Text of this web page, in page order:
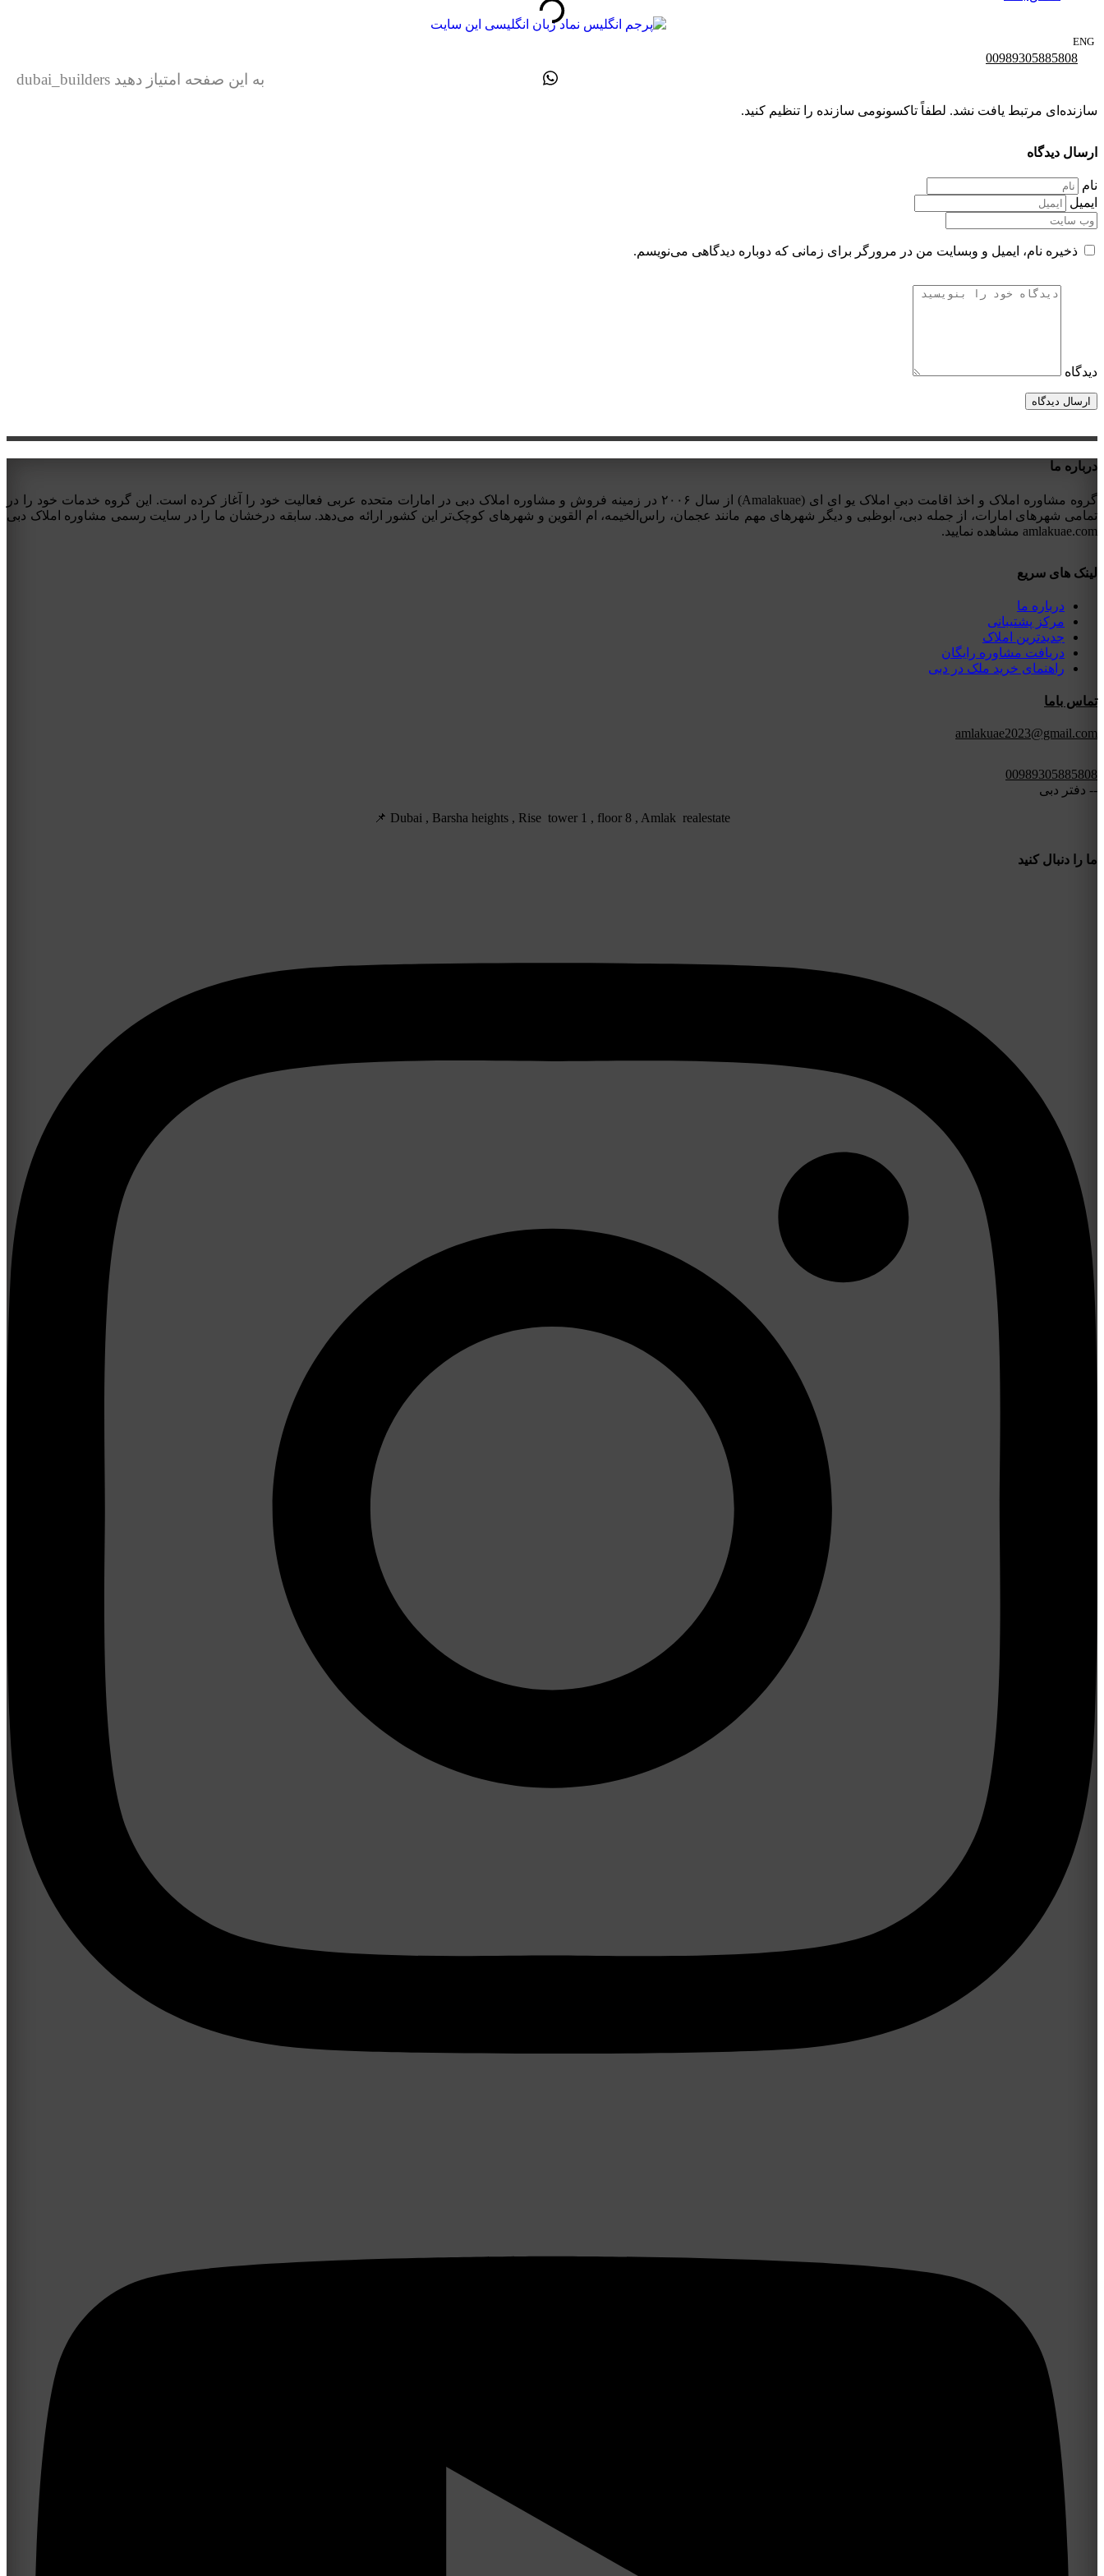
ENG
00989305885808
به این صفحه امتیاز دهید dubai_builders
سازنده‌ای مرتبط یافت نشد. لطفاً تاکسونومی سازنده را تنظیم کنید.
ارسال دیدگاه
نام
ایمیل
ذخیره نام، ایمیل و وبسایت من در مرورگر برای زمانی که دوباره دیدگاهی می‌نویسم.
دیدگاه
درباره ما
گروه مشاوره املاک و اخذ اقامت دبیِ املاک یو ای ای (Amalakuae) از سال ۲۰۰۶ در زمینه فروش و مشاوره املاک دبی در امارات متحده عربی فعالیت خود را آغاز کرده است. این گروه خدمات خود را در
تمامی شهرهای امارات، از جمله دبی، ابوظبی و دیگر شهرهای مهم مانند عجمان، راس‌الخیمه، ام القوین و شهرهای کوچک‌تر این کشور ارائه می‌دهد. سابقه درخشان ما را در سایت رسمی مشاوره املاک دبی
amlakuae.com مشاهده نمایید.
لینک های سریع
درباره ما
مرکز پشتیبانی
جدیدترین املاک
دریافت مشاوره رایگان
راهنمای خرید ملک در دبی
تماس باما
amlakuae2023@gmail.com
00989305885808
-- دفتر دبی
Dubai , Barsha heights , Rise tower 1 , floor 8 , Amlak realestate 📌
ما را دنبال کنید